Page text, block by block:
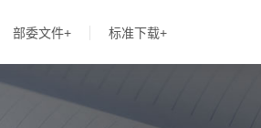
部委文件+ 标准下载+